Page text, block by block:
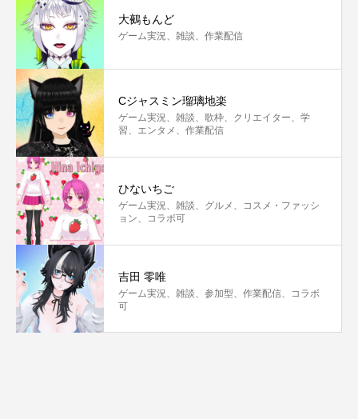
大鵺もんど
ゲーム実況、雑談、作業配信
Cジャスミン瑠璃地楽
ゲーム実況、雑談、歌枠、クリエイター、学
習、エンタメ、作業配信
ひないちご
ゲーム実況、雑談、グルメ、コスメ・ファッシ
ョン、コラボ可
吉田 零唯
ゲーム実況、雑談、参加型、作業配信、コラボ
可